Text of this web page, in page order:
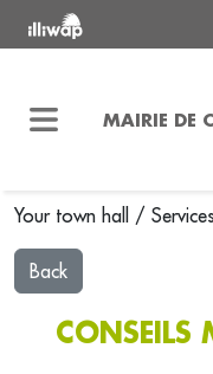
MAIRIE DE
Your town hall / Services
Back